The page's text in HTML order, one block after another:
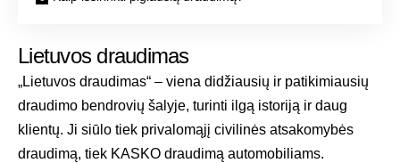
Lietuvos draudimas
„Lietuvos draudimas“ – viena didžiausių ir patikimiausių
draudimo bendrovių šalyje, turinti ilgą istoriją ir daug
klientų. Ji siūlo tiek privalomąjį civilinės atsakomybės
draudimą, tiek KASKO draudimą automobiliams.